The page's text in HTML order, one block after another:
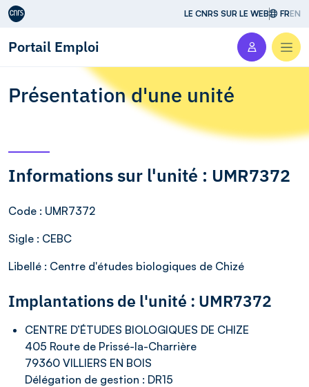
Aller au contenu LE CNRS SUR LE WEB FREN
Portail Emploi
Présentation d'une unité
Informations sur l'unité : UMR7372
Code : UMR7372
Sigle : CEBC
Libellé : Centre d'études biologiques de Chizé
Implantations de l'unité : UMR7372
CENTRE D’ÉTUDES BIOLOGIQUES DE CHIZE
405 Route de Prissé-la-Charrière
79360 VILLIERS EN BOIS
Délégation de gestion : DR15